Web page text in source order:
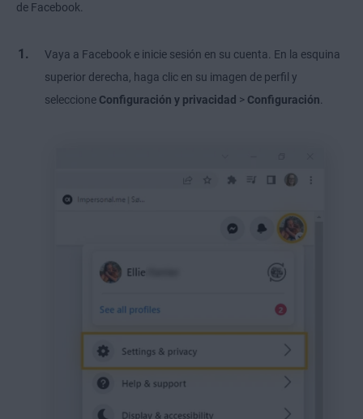
de Facebook.
Vaya a Facebook e inicie sesión en su cuenta. En la esquina
superior derecha, haga clic en su imagen de perfil y
seleccione Configuración y privacidad > Configuración.